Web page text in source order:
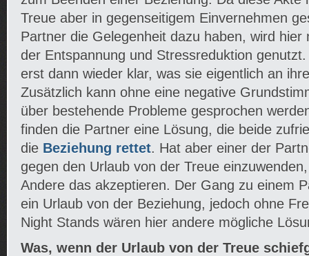
Treue aber in gegenseitigem Einvernehmen
Partner die Gelegenheit dazu haben, wird
der Entspannung und Stressreduktion
erst dann wieder klar, was sie eigentlich an
Zusätzlich kann ohne eine negative
über bestehende Probleme gesprochen
finden die Partner eine Lösung, die beide
die Beziehung rettet. Hat aber einer der
gegen den Urlaub von der Treue
Andere das akzeptieren. Der Gang zu einem
ein Urlaub von der Beziehung, jedoch ohne
Night Stands wären hier andere mögliche
Was, wenn der Urlaub von der Treue